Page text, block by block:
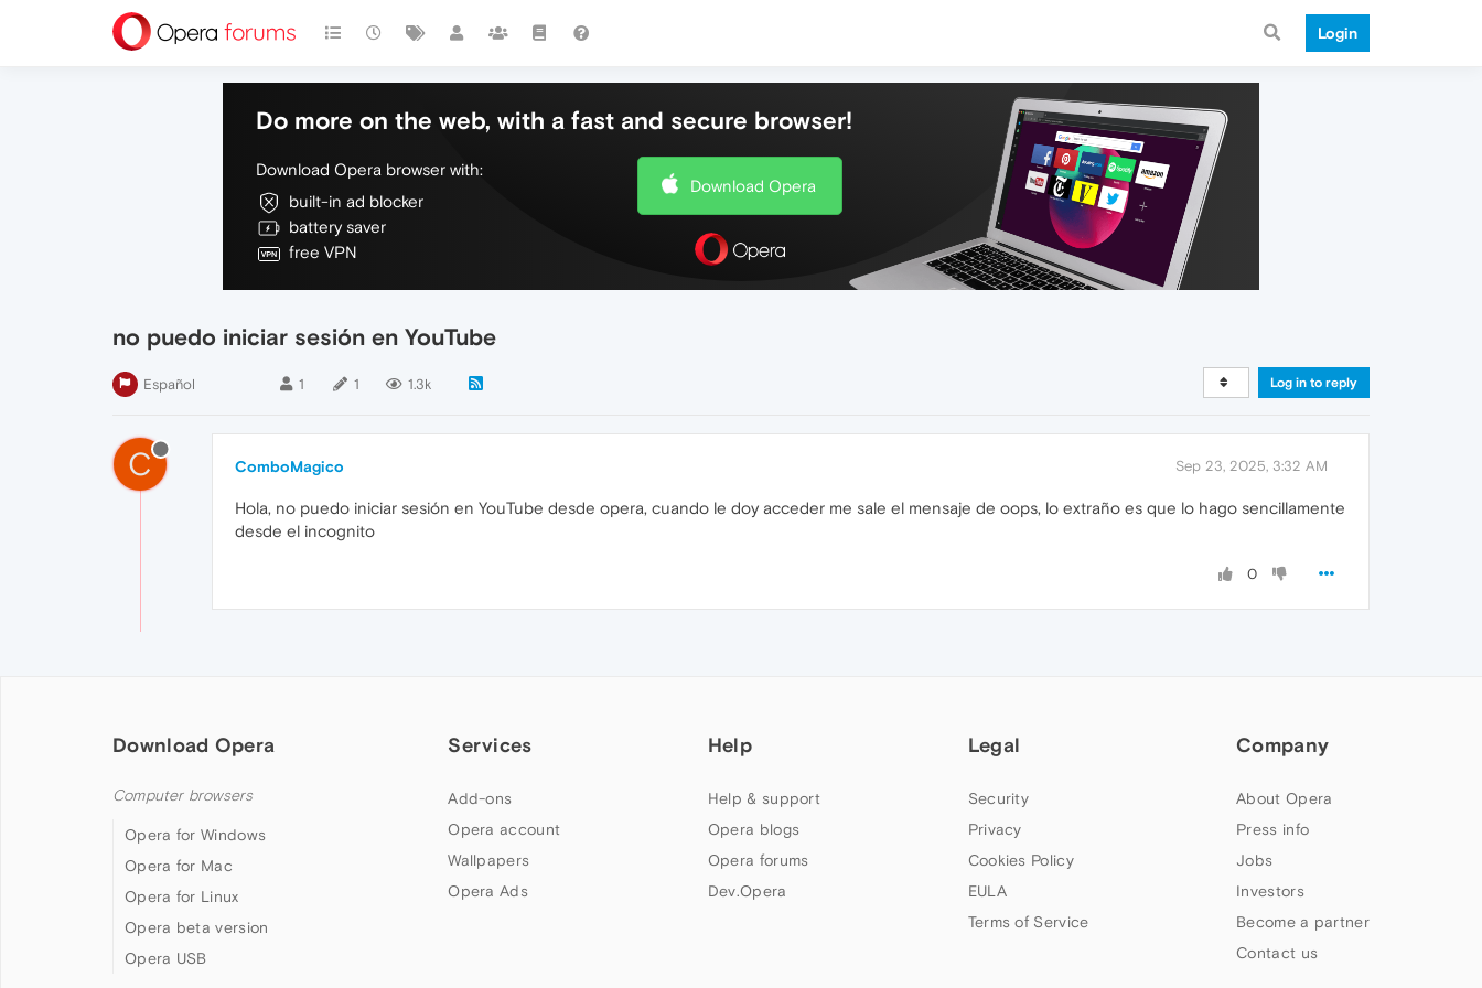
Login
Do more on the web, with a fast and secure browser!
Download Opera browser with:
built-in ad blocker
battery saver
free VPN
Download Opera
no puedo iniciar sesión en YouTube
Español 1 1 1.3k Log in to reply
C ComboMagico Sep 23, 2025, 3:32 AM
Hola, no puedo iniciar sesión en YouTube desde opera, cuando le doy acceder me sale el mensaje de oops, lo extraño es que lo hago sencillamente
desde el incognito
0
Download Opera
Computer browsers
Opera for Windows
Opera for Mac
Opera for Linux
Opera beta version
Opera USB
Services
Add-ons
Opera account
Wallpapers
Opera Ads
Help
Help & support
Opera blogs
Opera forums
Dev.Opera
Legal
Security
Privacy
Cookies Policy
EULA
Terms of Service
Company
About Opera
Press info
Jobs
Investors
Become a partner
Contact us